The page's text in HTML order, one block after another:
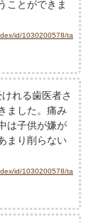
ことができま
id/1030200578/ta
れる歯医者さ
ました。痛み
は子供が嫌が
まり削らない
id/1030200578/ta